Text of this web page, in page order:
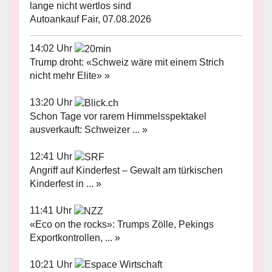
lange nicht wertlos sind
Autoankauf Fair, 07.08.2026
14:02 Uhr
Trump droht: «Schweiz wäre mit einem Strich
nicht mehr Elite» »
13:20 Uhr
Schon Tage vor rarem Himmelsspektakel
ausverkauft: Schweizer ... »
12:41 Uhr
Angriff auf Kinderfest – Gewalt am türkischen
Kinderfest in ... »
11:41 Uhr
«Eco on the rocks»: Trumps Zölle, Pekings
Exportkontrollen, ... »
10:21 Uhr